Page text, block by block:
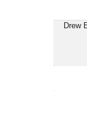
Drew